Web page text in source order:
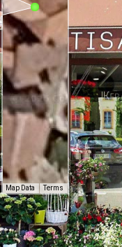
Map Data Terms